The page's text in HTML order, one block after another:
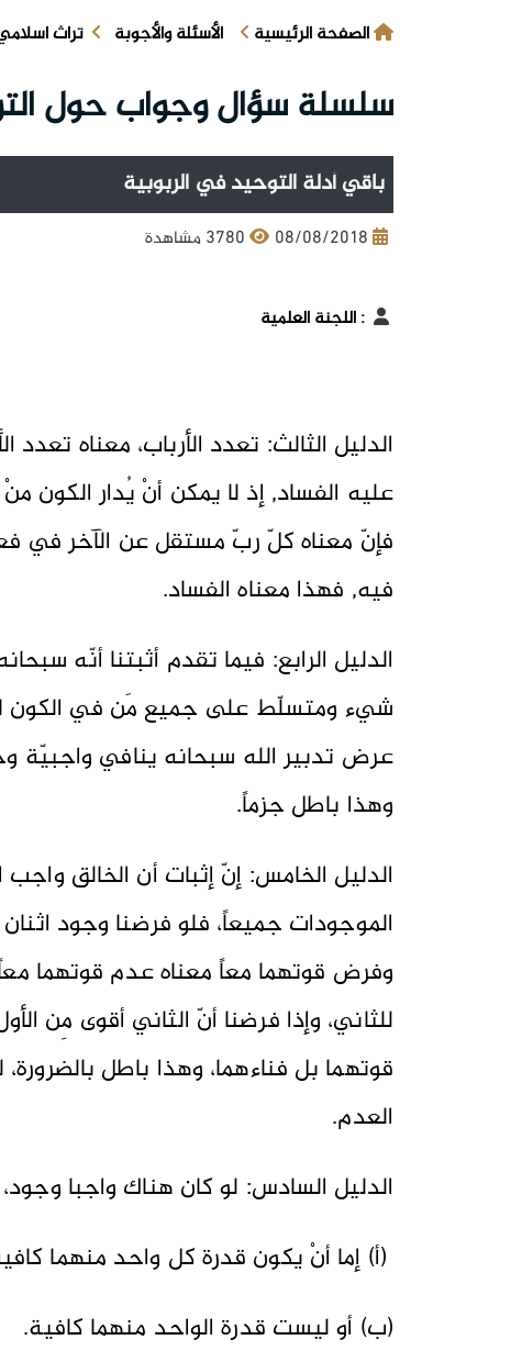
الصفحة الرئيسية الأسئلة والأجوبة تراث
سلسلة سؤال وجواب حول
باقي أدلة التوحيد في الربوبية
08/08/2018 3780 مشاهدة
:اللجنة العلمية
الدليل الثالث: تعدد الأرباب، معناه تعدد
عليه الفساد, إذ لا يمكن أنْ يُدار الكون
فإنّ معناه كلّ ربّ مستقل عن الآخر في
فيه, فهذا معناه الفساد.
الدليل الرابع: فيما تقدم أثبتنا أنّه
شيء ومتسلّط على جميع مَن في الكون
عرض تدبير الله سبحانه ينافي واجبيّة
وهذا باطل جزماً.
الدليل الخامس: إنّ إثبات أن الخالق
الموجودات جميعاً، فلو فرضنا وجود اثنان
وفرض قوتهما معاً معناه عدم قوتهما
للثاني، وإذا فرضنا أنّ الثاني أقوى مِن
قوتهما بل فناءهما، وهذا باطل
العدم.
الدليل السادس: لو كان هناك واجبا وجود،
(أ) إما أنْ يكون قدرة كل واحد منهما
(ب) أو ليست قدرة الواحد منهما كافية.